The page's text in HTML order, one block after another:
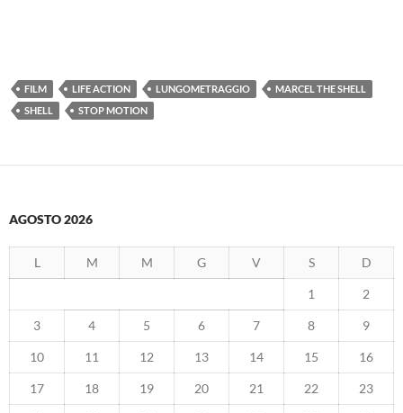
FILM LIFE ACTION LUNGOMETRAGGIO
MARCEL THE SHELL
SHELL
STOP MOTION
AGOSTO 2026
L M M G V S D
1 2
3 4 5 6 7 8 9
10 11 12 13 14 15 16
17 18 19 20 21 22 23